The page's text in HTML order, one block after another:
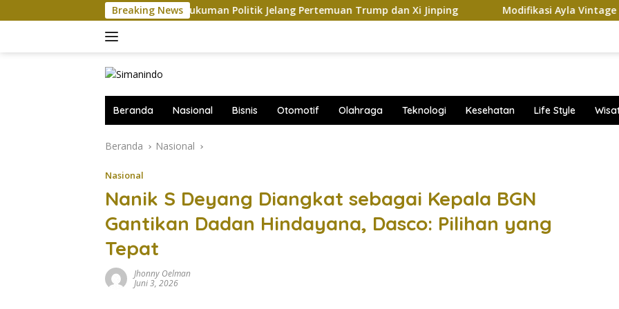
ke
Breaking News
AS-China Saling Balas Hukuman Politik Jelang Pertemuan Trump dan Xi Jinping Modifikasi Ayla Vintage dan Gran
Beranda Nasional Bisnis Otomotif Olahraga Teknologi Kesehatan Life Style
Beranda Nasional
Nasional
Nanik S Deyang Diangkat sebagai Kepala BGN
Gantikan Dadan Hindayana, Dasco: Pilihan yang
Tepat
Jhonny Oelman
Juni 3, 2026